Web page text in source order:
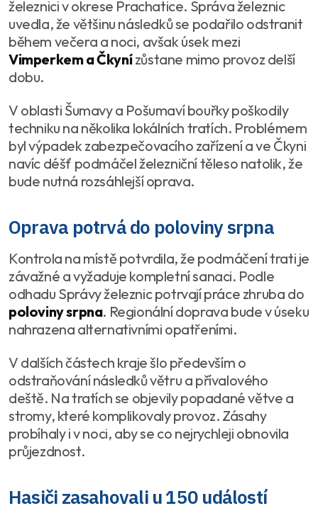
železnici v okrese Prachatice. Správa železnic
uvedla, že většinu následků se podařilo odstranit
během večera a noci, avšak úsek mezi
Vimperkem a Čkynízůstane mimo provoz delší
dobu.
V oblasti Šumavy a Pošumaví bouřky poškodily
techniku na několika lokálních tratích. Problémem
byl výpadek zabezpečovacího zařízení a ve Čkyni
navíc déšť podmáčel železniční těleso natolik, že
bude nutná rozsáhlejší oprava.
Oprava potrvá do poloviny srpna
Kontrola na místě potvrdila, že podmáčení trati je
závažné a vyžaduje kompletní sanaci. Podle
odhadu Správy železnic potrvají práce zhruba do
poloviny srpna. Regionální doprava bude v úseku
nahrazena alternativními opatřeními.
V dalších částech kraje šlo především o
odstraňování následků větru a přívalového
deště. Na tratích se objevily popadané větve a
stromy, které komplikovaly provoz. Zásahy
probíhaly i v noci, aby se co nejrychleji obnovila
průjezdnost.
Hasiči zasahovali u 150 událostí